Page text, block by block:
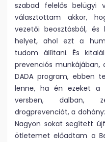
szabad felelős belügyi
választottam akkor,
vezetői beosztásból,
helyet, ahol ezt a
tudom állítani. És
prevenciós munkájában,
DADA program, ebben
lenne, ha én ezeket a
versben, dalban,
drogprevenciót, a
Nagyon sokat segített
ötletemet előadtam a